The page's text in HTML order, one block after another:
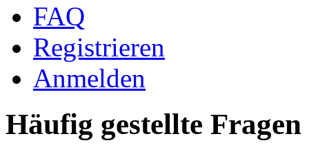
FAQ
Registrieren
Anmelden
Häufig gestellte Fragen